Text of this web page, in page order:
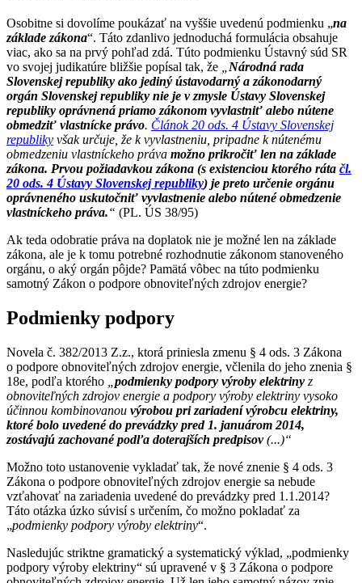
Osobitne si dovolíme poukázať na vyššie uvedenú podmienku „na
základe zákona“. Táto zdanlivo jednoduchá formulácia obsahuje
viac, ako sa na prvý pohľad zdá. Túto podmienku Ústavný súd SR
vo svojej judikatúre bližšie popísal tak, že
Národná rada
Slovenskej republiky ako jediný ústavodarný a zákonodarný
orgán Slovenskej republiky nie je v zmysle Ústavy Slovenskej
republiky oprávnená priamo zákonom vyvlastniť alebo nútene
obmedziť vlastnícke právo. Článok 20 ods. 4 Ústavy Slovenskej
republiky však určuje, že k vyvlastneniu, pripadne k nútenému
obmedzeniu vlastníckeho práva možno prikročiť len na základe
zákona. Prvou požiadavkou zákona (s existenciou ktorého ráta čl.
20 ods. 4 Ústavy Slovenskej republiky) je preto určenie orgánu
oprávneného uskutočniť vyvlastnenie alebo nútené obmedzenie
vlastníckeho práva.“ (PL. ÚS 38/95)
Ak teda odobratie práva na doplatok nie je možné len na základe
zákona, ale je k tomu potrebné rozhodnutie zákonom stanoveného
orgánu, o aký orgán pôjde? Pamätá vôbec na túto podmienku
samotný Zákon o podpore obnoviteľných zdrojov energie?
Podmienky podpory
Novela č. 382/2013 Z.z., ktorá priniesla zmenu § 4 ods. 3 Zákona
o podpore obnoviteľných zdrojov energie, včlenila do jeho znenia §
18e, podľa ktorého
podmienky podpory výroby elektriny z
obnoviteľných zdrojov energie a podpory výroby elektriny vysoko
účinnou kombinovanou výrobou pri zariadení výrobcu elektriny,
ktoré bolo uvedené do prevádzky pred 1. januárom 2014,
zostávajú zachované podľa doterajších predpisov(...)“
Možno toto ustanovenie vykladať tak, že nové znenie § 4 ods. 3
Zákona o podpore obnoviteľných zdrojov energie sa nebude
vzťahovať na zariadenia uvedené do prevádzky pred 1.1.2014?
Táto otázka úzko súvisí s určením, čo možno pokladať za
„podmienky podpory výroby elektriny“.
Nasledujúc striktne gramatický a systematický výklad, „podmienky
podpory výroby elektriny“ sú upravené v § 3 Zákona o podpore